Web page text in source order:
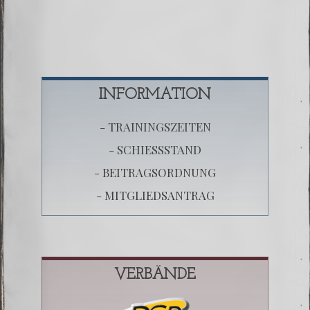
INFORMATION
- TRAININGSZEITEN
- SCHIESSSTAND
- BEITRAGSORDNUNG
- MITGLIEDSANTRAG
VERBÄNDE